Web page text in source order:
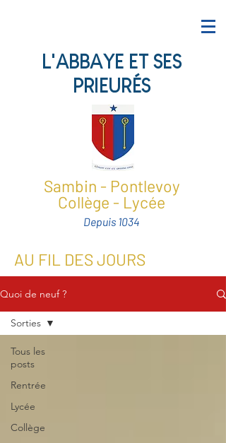
L'ABBAYE ET SES
PRIEURÉS
Sambin - Pontlevoy
Collège - Lycée
Depuis 1034
AU FIL DES JOURS
Quoi de neuf ?
Tous les
posts
Rentrée
Lycée
Collège
Sorties